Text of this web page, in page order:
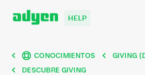
HELP
CONOCIMIENTOS
GIVING
DESCUBRE GIVING